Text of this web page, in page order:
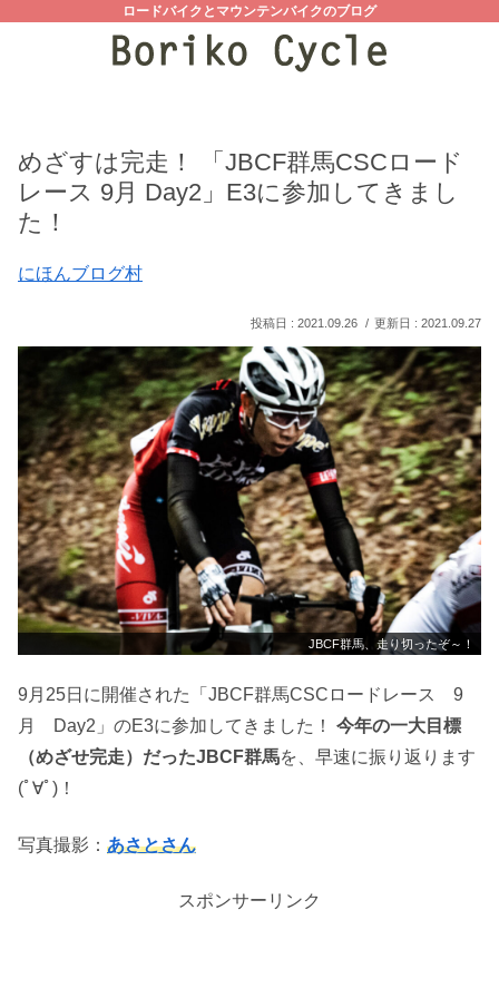
ロードバイクとマウンテンバイクのブログ
めざすは完走！ 「JBCF群⾺CSCロード
レース 9月 Day2」E3に参加してきまし
た！
にほんブログ村
2021.09.26 2021.09.27
JBCF群馬、走り切ったぞ～！
9月25日に開催された「JBCF群馬CSCロードレース 9
月 Day2」のE3に参加してきました！
今年の一大目標
（めざせ完走）だったJBCF群馬を、早速に振り返ります
(ﾟ∀ﾟ)！
写真撮影： あさとさん
スポンサーリンク